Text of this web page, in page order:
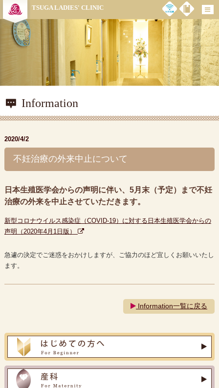
TSUGA LADIES' CLINIC
Information
2020/4/2
不妊治療の外来中止について
日本生殖医学会からの声明に伴い、5月末（予定）まで不妊
治療の外来を中止させていただきます。
新型コロナウイルス感染症（COVID-19）に対する日本生殖医学会からの
声明（2020年4月1日版）
急遽の決定でご迷惑をおかけしますが、ご協力のほど宜しくお願いいたし
ます。
Information一覧に戻る